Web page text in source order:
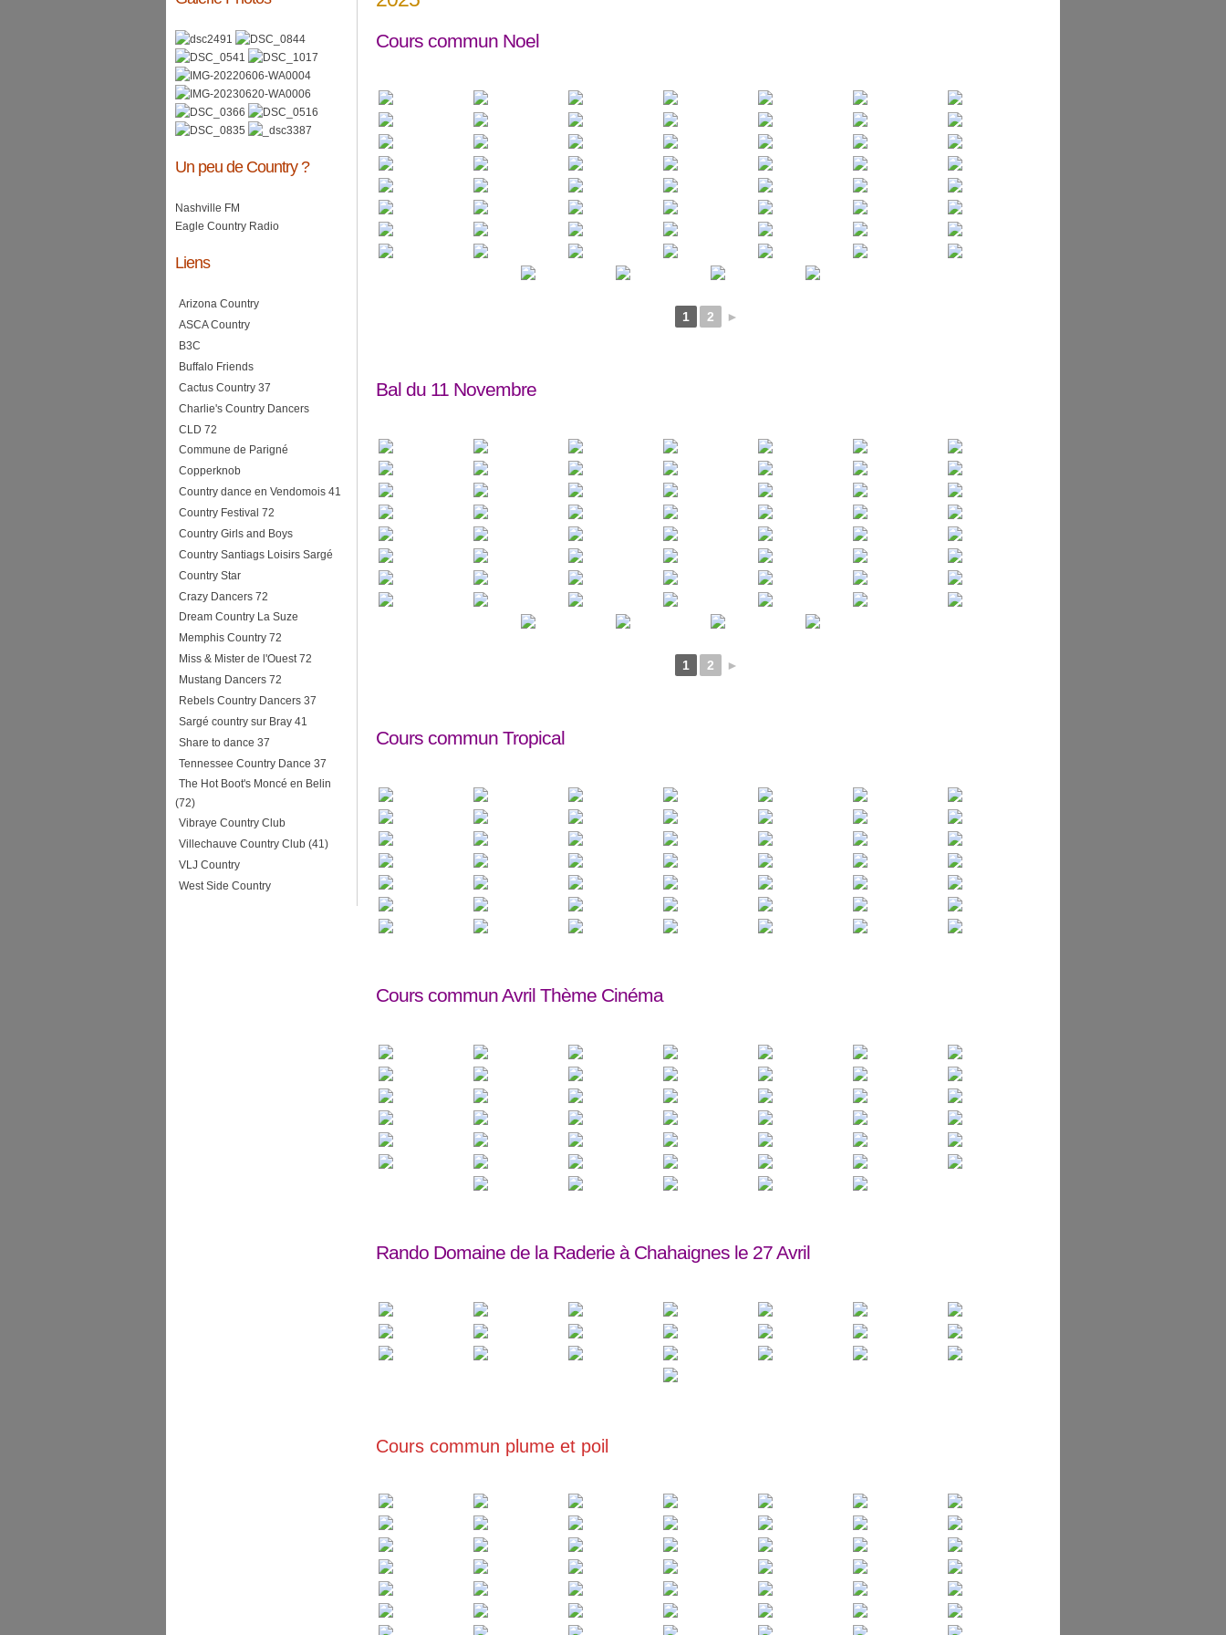
Cours commun Noel
1 2 ►
Bal du 11 Novembre
1 2 ►
Cours commun Tropical
Cours commun Avril Thème Cinéma
Rando Domaine de la Raderie à Chahaignes le 27 Avril
Cours commun plume et poil
Un peu de Country ?
Nashville FM
Eagle Country Radio
Liens
Arizona Country
ASCA Country
B3C
Buffalo Friends
Cactus Country 37
Charlie's Country Dancers
CLD 72
Commune de Parigné
Copperknob
Country dance en Vendomois 41
Country Festival 72
Country Girls and Boys
Country Santiags Loisirs Sargé
Country Star
Crazy Dancers 72
Dream Country La Suze
Memphis Country 72
Miss & Mister de l'Ouest 72
Mustang Dancers 72
Rebels Country Dancers 37
Sargé country sur Bray 41
Share to dance 37
Tennessee Country Dance 37
The Hot Boot's Moncé en Belin
(72)
Vibraye Country Club
Villechauve Country Club (41)
VLJ Country
West Side Country